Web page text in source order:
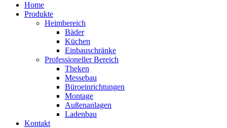
Home
Produkte
Heimbereich
Bäder
Küchen
Einbauschränke
Professioneller Bereich
Theken
Messebau
Büroeinrichtungen
Montage
Außenanlagen
Ladenbau
Kontakt